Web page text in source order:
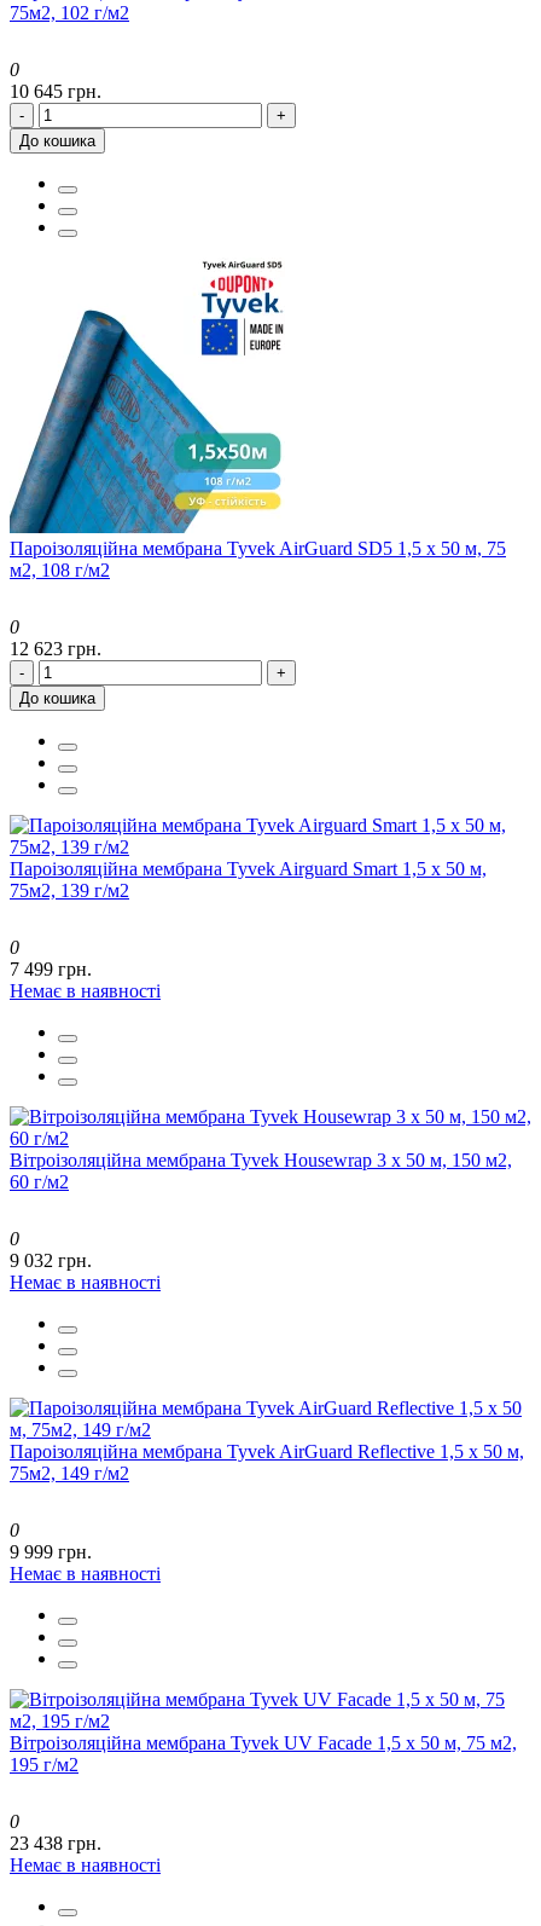
75м2, 102 г/м2
0
10 645 грн.
-
+
До кошика
Пароізоляційна мембрана Tyvek AirGuard SD5 1,5 x 50 м, 75
м2, 108 г/м2
0
12 623 грн.
-
+
До кошика
Пароізоляційна мембрана Tyvek Airguard Smart 1,5 x 50 м,
75м2, 139 г/м2
0
7 499 грн.
Немає в наявності
Вітроізоляційна мембрана Tyvek Housewrap 3 x 50 м, 150 м2,
60 г/м2
0
9 032 грн.
Немає в наявності
Пароізоляційна мембрана Tyvek AirGuard Reflective 1,5 x 50 м,
75м2, 149 г/м2
0
9 999 грн.
Немає в наявності
Вітроізоляційна мембрана Tyvek UV Facade 1,5 x 50 м, 75 м2,
195 г/м2
0
23 438 грн.
Немає в наявності